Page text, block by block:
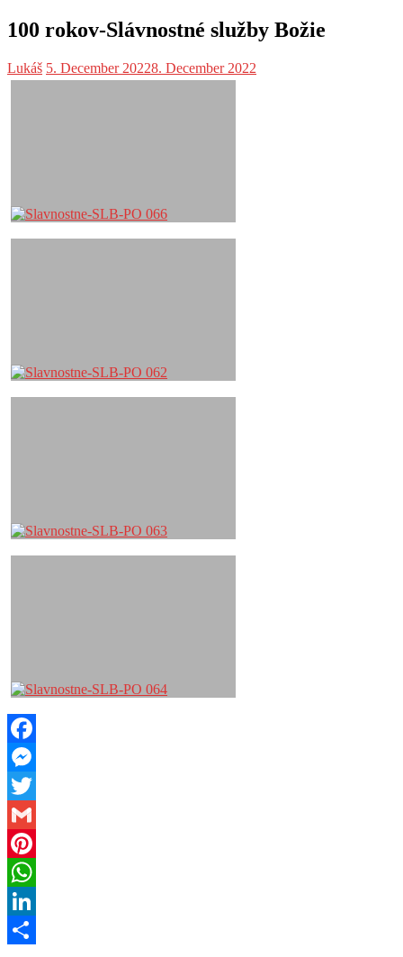
100 rokov-Slávnostné služby Božie
Lukáš 5. December 20228. December 2022
Facebook
Messenger
Twitter
Gmail
Pinterest
WhatsApp
LinkedIn